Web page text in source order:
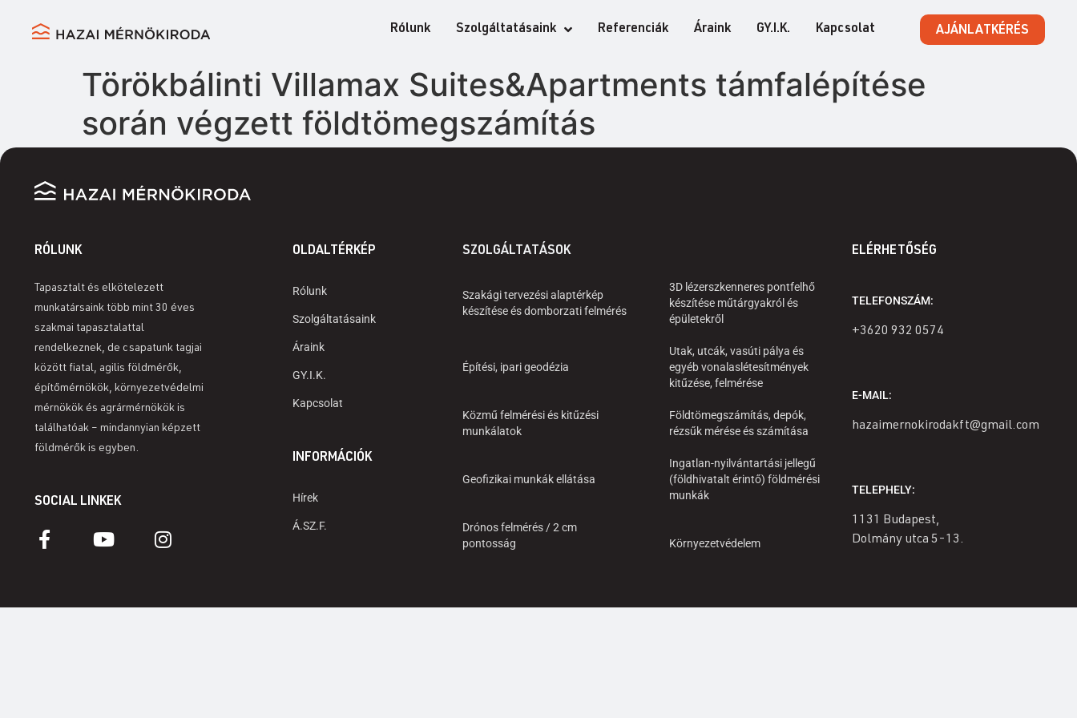
Rólunk Szolgáltatásaink Referenciák Áraink GY.I.K. Kapcsolat AJÁNLATKÉRÉS
Törökbálinti Villamax Suites&Apartments támfalépítése
során végzett földtömegszámítás
RÓLUNK
Tapasztalt és elkötelezett
munkatársaink több mint 30 éves
szakmai tapasztalattal
rendelkeznek, de csapatunk tagjai
között fiatal, agilis földmérők,
építőmérnökök, környezetvédelmi
mérnökök és agrármérnökök is
találhatóak – mindannyian képzett
földmérők is egyben.
SOCIAL LINKEK
OLDALTÉRKÉP
Rólunk
Szolgáltatásaink
Áraink
GY.I.K.
Kapcsolat
INFORMÁCIÓK
Hírek
Á.SZ.F.
SZOLGÁLTATÁSOK
Szakági tervezési alaptérkép
készítése és domborzati felmérés
3D lézerszkenneres pontfelhő
készítése műtárgyakról és
épületekről
Építési, ipari geodézia
Utak, utcák, vasúti pálya és
egyéb vonalaslétesítmények
kitűzése, felmérése
Közmű felmérési és kitűzési
munkálatok
Földtömegszámítás, depók,
rézsűk mérése és számítása
Geofizikai munkák ellátása
Ingatlan-nyilvántartási jellegű
(földhivatalt érintő) földmérési
munkák
Drónos felmérés / 2 cm
pontosság
Környezetvédelem
ELÉRHETŐSÉG
TELEFONSZÁM:
+3620 932 0574
E-MAIL:
hazaimernokirodakft@gmail.com
TELEPHELY:
1131 Budapest,
Dolmány utca 5-13.